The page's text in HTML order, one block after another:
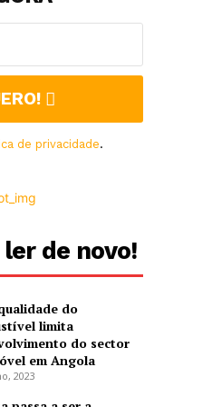
de privacidade.
de novo!
do
limita
do sector
em Angola
2023